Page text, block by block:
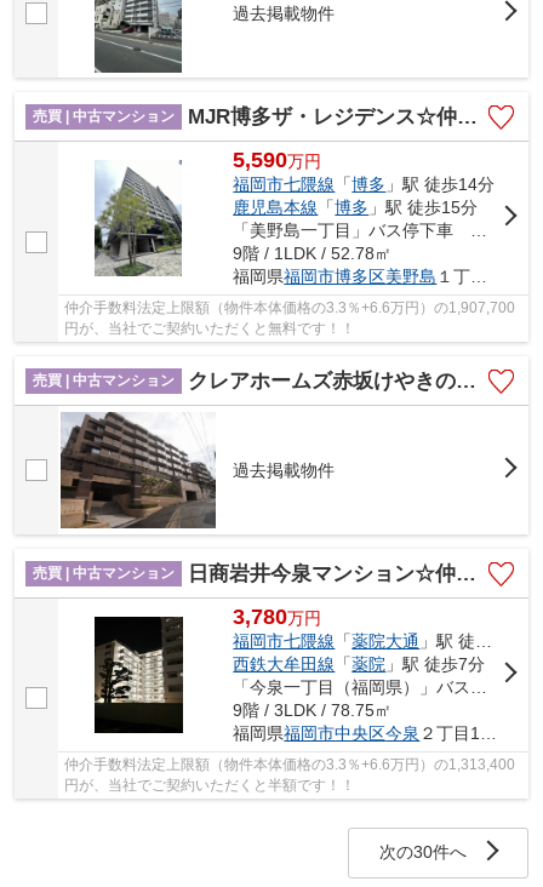
過去掲載物件
売買 | 中古マンション MJR博多ザ・レジデンス☆仲介手数料無料☆
5,590万円
福岡市七隈線 「博多 」駅 徒歩14分
鹿児島本線 「博多 」駅 徒歩15分
9階 / 1LDK / 52.78㎡
福岡県福岡市博多区美野島 １丁目1-1
仲介手数料法定上限額（物件本体価格の3.3％+6.6万円）の1,907,700
円が、当社でご契約いただくと無料です！！
売買 | 中古マンション クレアホームズ赤坂けやきの杜☆仲介手数料無料☆
過去掲載物件
売買 | 中古マンション 日商岩井今泉マンション☆仲介手数料半額☆
3,780万円
福岡市七隈線 「薬院大通 」駅 徒歩8分
西鉄大牟田線 「薬院 」駅 徒歩7分
9階 / 3LDK / 78.75㎡
福岡県福岡市中央区今泉 ２丁目1-28
仲介手数料法定上限額（物件本体価格の3.3％+6.6万円）の1,313,400
円が、当社でご契約いただくと半額です！！
次の30件へ